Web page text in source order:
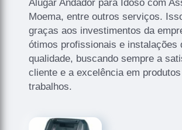
Alugar Andador para Idoso com
Moema, entre outros serviços.
graças aos investimentos da
ótimos profissionais e instalações
qualidade, buscando sempre a
cliente e a excelência em
trabalhos.